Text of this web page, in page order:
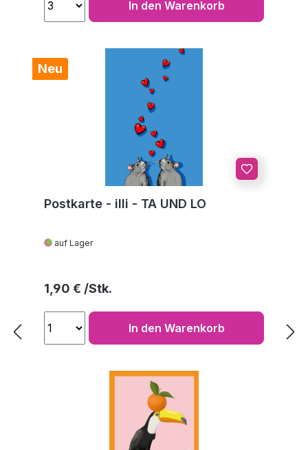
In den Warenkorb
Neu
Postkarte - illi - TA UND LO
auf Lager
Regulärer Preis:
1,90 €
In den Warenkorb